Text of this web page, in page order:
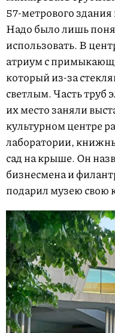
57-метрового
Надо было лишь
использовать. В
атриум с
который из-за
светлым. Часть труб
их место заняли
культурном центре
лаборатории,
сад на крыше. Он
бизнесмена и
подарил музею свою